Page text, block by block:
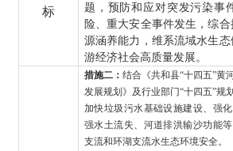
标
题，预防和应对突发污染事
险、重大安全事件发生，综
源涵养能力，维系流域水生
游经济社会高质量发展。
措施二： 结合《共和县“十四五”黄
发展规划》及行业部门“十四五”规
加快垃圾污水基础设施建设、强
强水土流失、河道排洪输沙功能
支流和环湖支流水生态环境安全。